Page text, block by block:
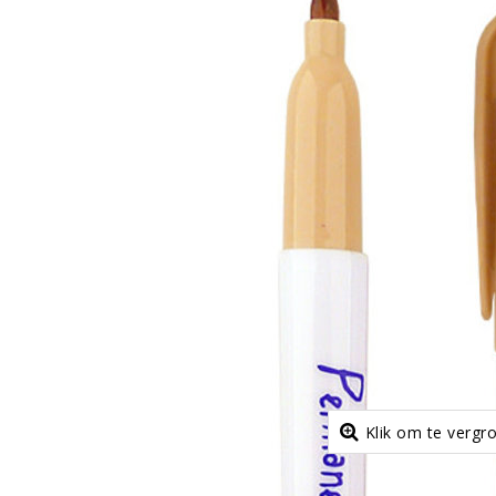
Klik om te